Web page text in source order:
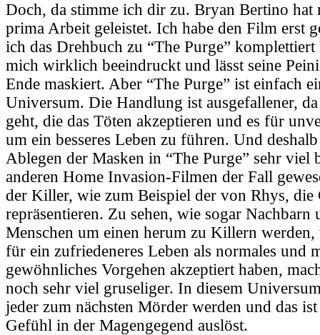
Doch, da stimme ich dir zu. Bryan Bertino hat
prima Arbeit geleistet. Ich habe den Film erst
ich das Drehbuch zu “The Purge”
mich wirklich beeindruckt und lässt seine
Ende maskiert. Aber “The Purge” ist einfach
Universum. Die Handlung ist ausgefallener,
geht, die das Töten akzeptieren und es für
um ein besseres Leben zu führen. Und
Ablegen der Masken in “The Purge” sehr viel
anderen Home Invasion-Filmen der Fall
der Killer, wie zum Beispiel der von Rhys, die
repräsentieren. Zu sehen, wie sogar Nachbarn
Menschen um einen herum zu Killern werden,
für ein zufriedeneres Leben als normales und
gewöhnliches Vorgehen akzeptiert haben,
noch sehr viel gruseliger. In diesem
jeder zum nächsten Mörder werden und das
Gefühl in der Magengegend auslöst.